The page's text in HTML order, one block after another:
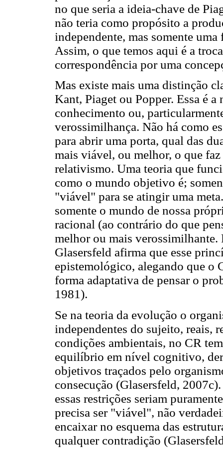
no que seria a ideia-chave de
não teria como propósito a
independente, mas somente
Assim, o que temos aqui é a
correspondência por uma
Mas existe mais uma distinção
Kant, Piaget ou Popper. Essa é a
conhecimento ou,
verossimilhança. Não há como
para abrir uma porta, qual das
mais viável, ou melhor, o que
relativismo. Uma teoria que
como o mundo objetivo é;
"viável" para se atingir uma
somente o mundo de nossa
racional (ao contrário do que
melhor ou mais verossimilhante.
Glasersfeld afirma que esse
epistemológico, alegando que o
forma adaptativa de pensar o
1981).
Se na teoria da evolução o
independentes do sujeito, reais,
condições ambientais, no CR
equilíbrio em nível cognitivo,
objetivos traçados pelo
consecução (Glasersfeld,
essas restrições seriam
precisa ser "viável", não
encaixar no esquema das
qualquer contradição